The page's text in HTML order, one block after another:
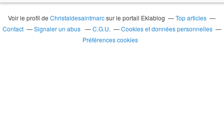
Voir le profil deChristaldesaintmarcsur le portail Eklablog
Top articles
Contact
Signaler un abus C.G.U.
Cookies et données personnelles
Préférences cookies